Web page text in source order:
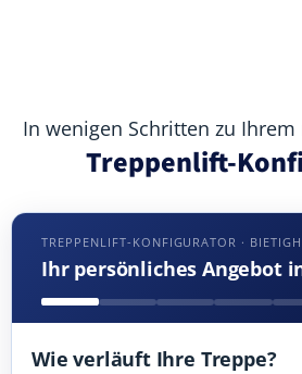
In wenigen Schritten zu
Treppenlift-
TREPPENLIFT-KONFIGURATOR ·
Ihr persönliches Angebot
Wie verläuft Ihre Treppe?